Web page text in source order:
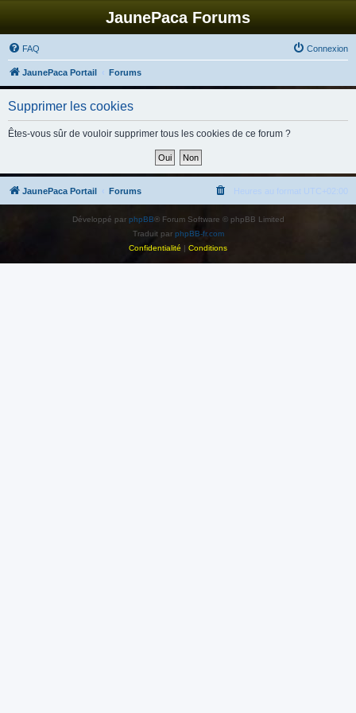
JaunePaca Forums
FAQ Connexion
JaunePaca Portail Forums
Supprimer les cookies
Êtes-vous sûr de vouloir supprimer tous les cookies de ce forum ?
JaunePaca Portail Forums Heures au format UTC+02:00
Développé par phpBB® Forum Software © phpBB Limited
Traduit par phpBB-fr.com
Confidentialité | Conditions